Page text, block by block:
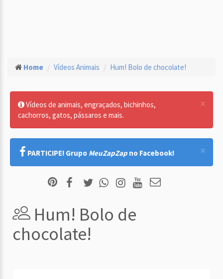
Home Vídeos Animais Hum! Bolo de chocolate!
×
Vídeos de animais, engraçados, bichinhos,
cachorros, gatos, pássaros e mais.
×
PARTICIPE! Grupo MeuZapZap no Facebook!
Hum! Bolo de
chocolate!